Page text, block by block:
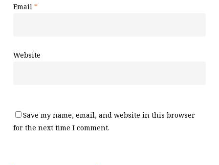
Email *
Website
Save my name, email, and website in this browser
for the next time I comment.